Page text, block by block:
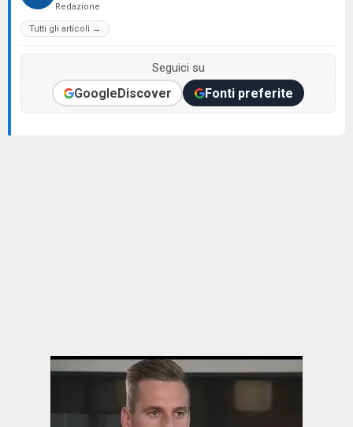
Redazione
Tutti gli articoli →
Seguici su
GoogleDiscover Fonti preferite